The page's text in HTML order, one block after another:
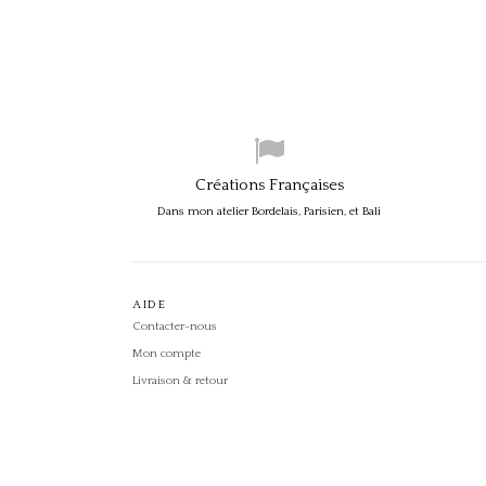
Créations Françaises
Dans mon atelier Bordelais, Parisien, et Bali
AIDE
Contacter-nous
Mon compte
Livraison & retour